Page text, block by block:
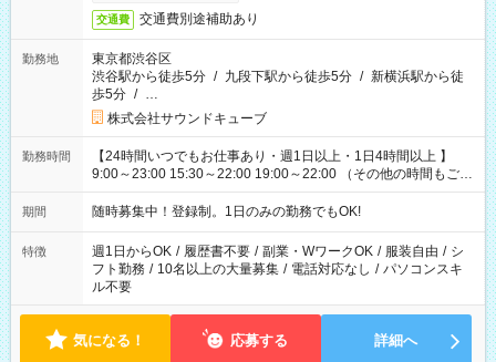
交通費 交通費別途補助あり
勤務地
東京都渋谷区
渋谷駅から徒歩5分 / 九段下駅から徒歩5分 / 新横浜駅から徒
歩5分 / …
株式会社サウンドキューブ
勤務時間
【24時間いつでもお仕事あり・週1日以上・1日4時間以上 】
9:00～23:00 15:30～22:00 19:00～22:00 （その他の時間もござ
います！） 19:00～23:30 21:00～翌5:00 etc... ＊上記シフトは
一例です。現場により、時間が異なります！ ＊イベントが早く
期間 随時募集中！登録制。1日のみの勤務でもOK!
特徴 週1日からOK / 履歴書不要 / 副業・WワークOK / 服装自由 / シ
フト勤務 / 10名以上の大量募集 / 電話対応なし / パソコンスキ
ル不要
気になる！ 応募する 詳細へ